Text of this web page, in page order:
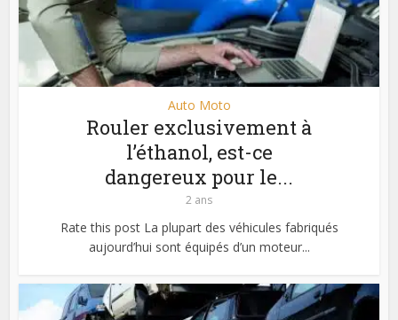
Auto Moto
Rouler exclusivement à
l’éthanol, est-ce
dangereux pour le...
2 ans
Rate this post La plupart des véhicules fabriqués
aujourd’hui sont équipés d’un moteur...